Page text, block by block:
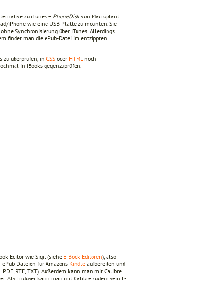
zu iTunes – PhoneDiskvon Macroplant
iPhone wie eine USB-Platte zu mounten. Sie
Synchronisierung über iTunes. Allerdings
findet man die ePub-Datei im entzippten
zu überprüfen, in CSS oder HTML noch
in iBooks gegenzuprüfen.
Editor wie Sigil (siehe E-Book-Editoren), also
Dateien für Amazons Kindle aufbereiten und
RTF, TXT). Außerdem kann man mit Calibre
Als Enduser kann man mit Calibre zudem sein E-